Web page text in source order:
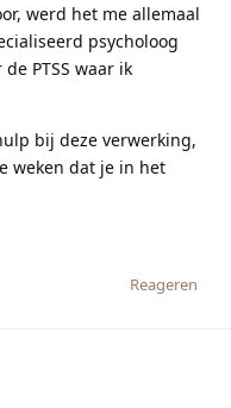
werd het me allemaal
psycholoog
PTSS waar ik
bij deze verwerking,
weken dat je in het
Reageren